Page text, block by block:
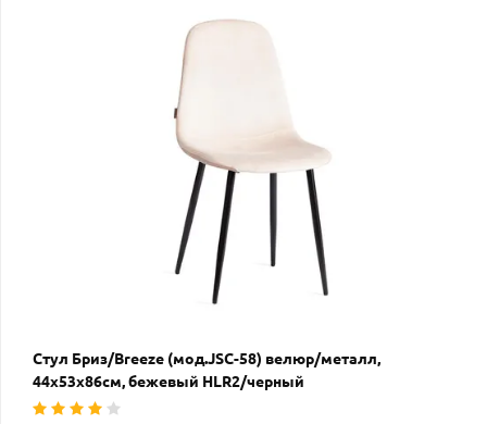
Стул Бриз/Breeze (мод.JSC-58) велюр/металл,
44х53х86см, бежевый HLR2/черный